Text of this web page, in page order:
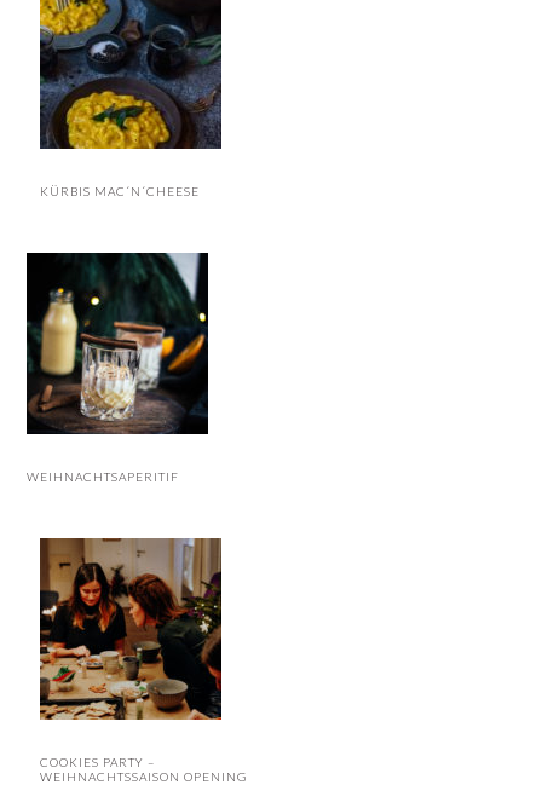
KÜRBIS MAC´N´CHEESE
WEIHNACHTSAPERITIF
COOKIES PARTY –
WEIHNACHTSSAISON OPENING